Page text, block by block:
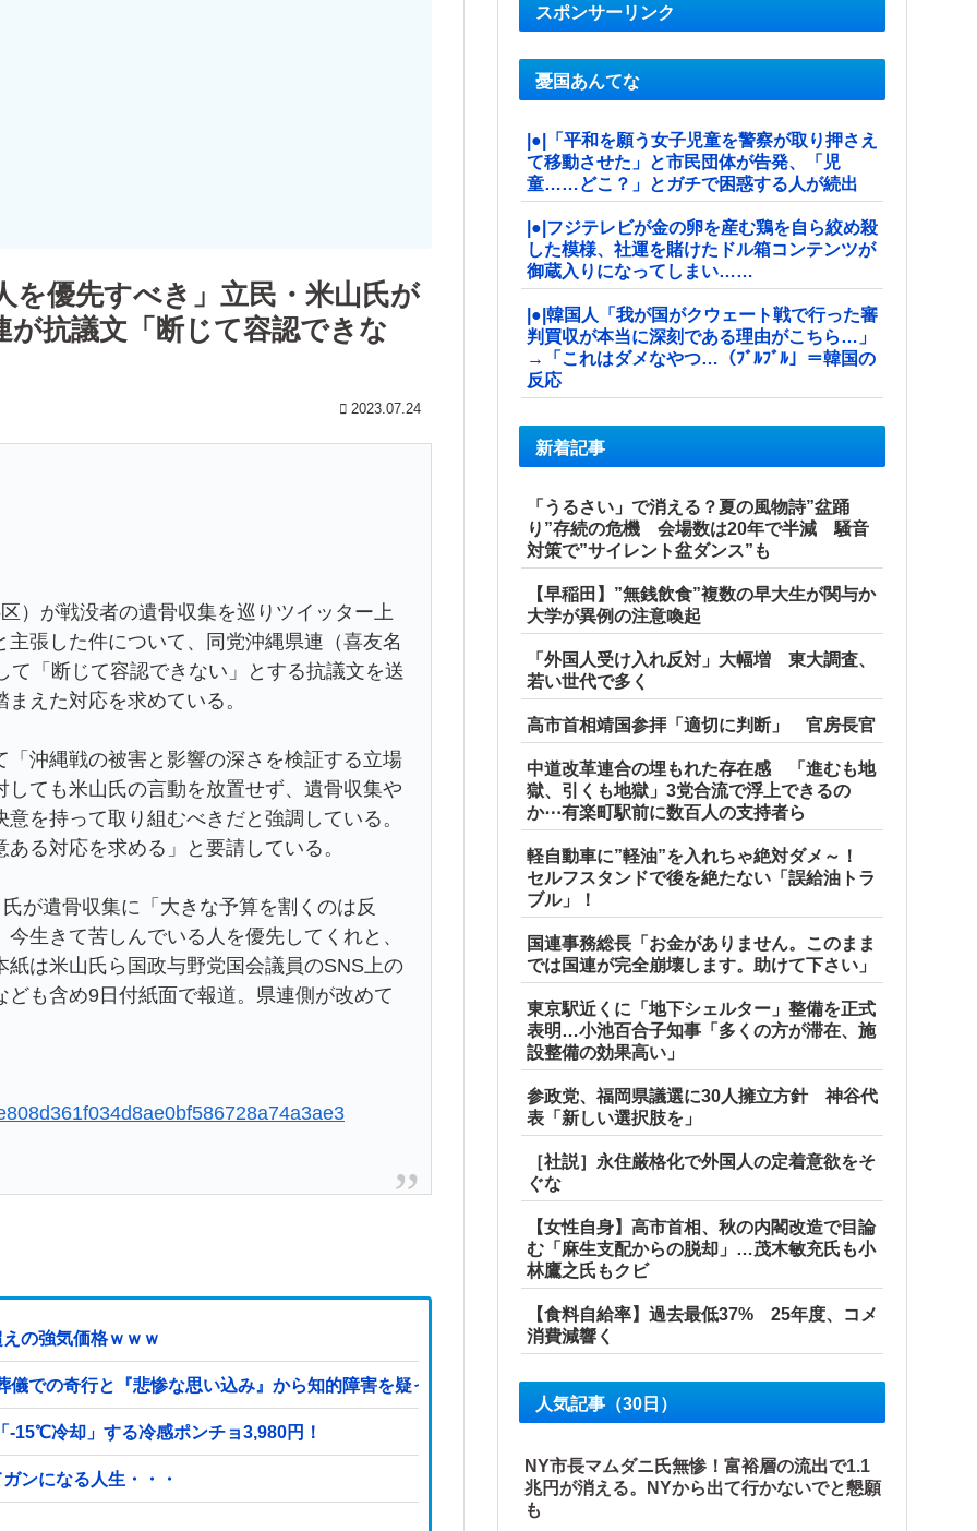
を優先すべき」立民・米山氏が
抗議文「断じて容認できな
2023.07.24
が戦没者の遺骨収集を巡りツイッター上
張した件について、同党沖縄県連（喜友名
「断じて容認できない」とする抗議文を送
えた対応を求めている。
沖縄戦の被害と影響の深さを検証する立場
ても米山氏の言動を放置せず、遺骨収集や
を持って取り組むべきだと強調している。
る対応を求める」と要請している。
遺骨収集に「大きな予算を割くのは反
生きて苦しんでいる人を優先してくれと、
は米山氏ら国政与野党国会議員のSNS上の
も含め9日付紙面で報道。県連側が改めて
の強気価格ｗｗｗ
での奇行と『悲惨な思い込み』から知的障害を疑った私→こっそり病院へ誘導し行政保護させた話
15℃冷却」する冷感ポンチョ3,980円！
ンになる人生・・・
スポンサーリンク
憂国あんてな
|●|「平和を願う女子児童を警察が取り押さえ
て移動させた」と市民団体が告発、「児
童……どこ？」とガチで困惑する人が続出
|●|フジテレビが金の卵を産む鶏を自ら絞め殺
した模様、社運を賭けたドル箱コンテンツが
御蔵入りになってしまい……
|●|韓国人「我が国がクウェート戦で行った審
判買収が本当に深刻である理由がこちら…」
→「これはダメなやつ…（ﾌﾞﾙﾌﾞﾙ」＝韓国の
反応
新着記事
「うるさい」で消える？夏の風物詩”盆踊
り”存続の危機 会場数は20年で半減 騒音
対策で”サイレント盆ダンス”も
【早稲田】”無銭飲食”複数の早大生が関与か
大学が異例の注意喚起
「外国人受け入れ反対」大幅増 東大調査、
若い世代で多く
高市首相靖国参拝「適切に判断」 官房長官
中道改革連合の埋もれた存在感 「進むも地
獄、引くも地獄」3党合流で浮上できるの
か⋯有楽町駅前に数百人の支持者ら
軽自動車に”軽油”を入れちゃ絶対ダメ～！
セルフスタンドで後を絶たない「誤給油トラ
ブル」！
国連事務総長「お金がありません。このまま
では国連が完全崩壊します。助けて下さい」
東京駅近くに「地下シェルター」整備を正式
表明…小池百合子知事「多くの方が滞在、施
設整備の効果高い」
参政党、福岡県議選に30人擁立方針 神谷代
表「新しい選択肢を」
［社説］永住厳格化で外国人の定着意欲をそ
ぐな
【女性自身】高市首相、秋の内閣改造で目論
む「麻生支配からの脱却」…茂木敏充氏も小
林鷹之氏もクビ
【食料自給率】過去最低37% 25年度、コメ
消費減響く
人気記事（30日）
NY市長マムダニ氏無惨！富裕層の流出で1.1
兆円が消える。NYから出て行かないでと懇願
も